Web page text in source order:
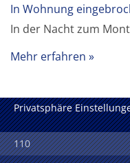
In Wohnung
In der Nacht zum
Mehr erfahren
Privatsphäre
110